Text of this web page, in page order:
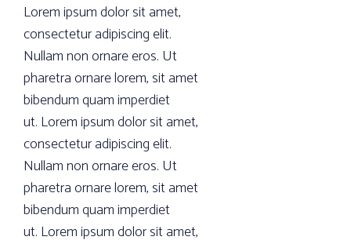
Lorem ipsum dolor sit amet,
consectetur adipiscing elit.
Nullam non ornare eros. Ut
pharetra ornare lorem, sit amet
bibendum quam imperdiet
ut. Lorem ipsum dolor sit amet,
consectetur adipiscing elit.
Nullam non ornare eros. Ut
pharetra ornare lorem, sit amet
bibendum quam imperdiet
ut. Lorem ipsum dolor sit amet,